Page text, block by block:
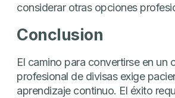
considerar otras opciones
Conclusion
El camino para convertirse en un
profesional de divisas exige
aprendizaje continuo. El éxito